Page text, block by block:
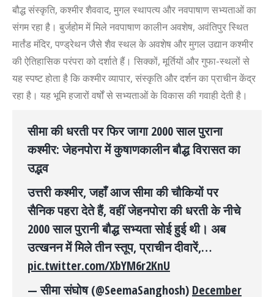
बौद्ध संस्कृति, कश्मीर शैववाद, मुगल स्थापत्य और नवपाषाण सभ्यताओं का
संगम रहा है। बुर्जहोम में मिले नवपाषाण कालीन अवशेष, अवंतिपुर स्थित
मार्तंड मंदिर, पण्ड्रेथन जैसे शैव स्थल के अवशेष और मुगल उद्यान कश्मीर
की ऐतिहासिक परंपरा को दर्शाते हैं। सिक्कों, मूर्तियों और गुफा-स्थलों से
यह स्पष्ट होता है कि कश्मीर व्यापार, संस्कृति और दर्शन का प्राचीन केंद्र
रहा है। यह भूमि हजारों वर्षों से सभ्यताओं के विकास की गवाही देती है।
सीमा की धरती पर फिर जागा 2000 साल पुराना
कश्मीर: जेहनपोरा में कुषाणकालीन बौद्ध विरासत का
उद्भव
उत्तरी कश्मीर, जहाँ आज सीमा की चौकियों पर
सैनिक पहरा देते हैं, वहीं जेहनपोरा की धरती के नीचे
2000 साल पुरानी बौद्ध सभ्यता सोई हुई थी। अब
उत्खनन में मिले तीन स्तूप, प्राचीन दीवारें,…
pic.twitter.com/XbYM6r2KnU
— सीमा संघोष (@SeemaSanghosh) December